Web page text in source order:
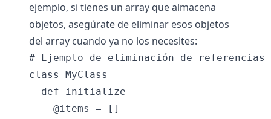
ejemplo, si tienes un array que almacena
objetos, asegúrate de eliminar esos objetos
del array cuando ya no los necesites:
# Ejemplo de eliminación de referencias
class MyClass
  def initialize
    @items = []